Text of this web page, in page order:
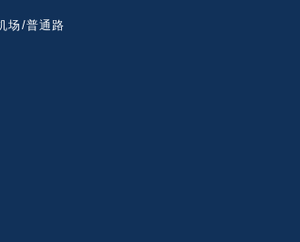
场/普通路